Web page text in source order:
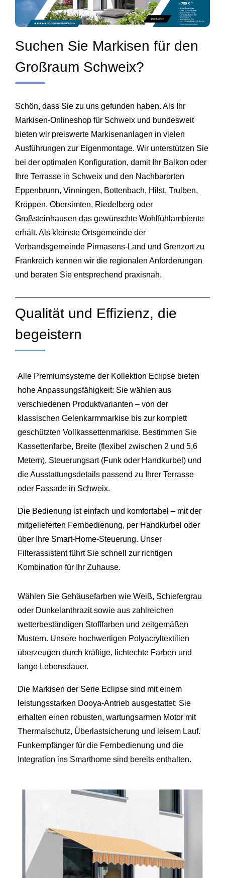
Suchen Sie Markisen für den
Großraum Schweix?
Schön, dass Sie zu uns gefunden haben. Als Ihr
Markisen‑Onlineshop für Schweix und bundesweit
bieten wir preiswerte Markisenanlagen in vielen
Ausführungen zur Eigenmontage. Wir unterstützen Sie
bei der optimalen Konfiguration, damit Ihr Balkon oder
Ihre Terrasse in Schweix und den Nachbarorten
Eppenbrunn, Vinningen, Bottenbach, Hilst, Trulben,
Kröppen, Obersimten, Riedelberg oder
Großsteinhausen das gewünschte Wohlfühlambiente
erhält. Als kleinste Ortsgemeinde der
Verbandsgemeinde Pirmasens‑Land und Grenzort zu
Frankreich kennen wir die regionalen Anforderungen
und beraten Sie entsprechend praxisnah.
Qualität und Effizienz, die
begeistern
Alle Premiumsysteme der Kollektion Eclipse bieten
hohe Anpassungsfähigkeit: Sie wählen aus
verschiedenen Produktvarianten – von der
klassischen Gelenkarmmarkise bis zur komplett
geschützten Vollkassettenmarkise. Bestimmen Sie
Kassettenfarbe, Breite (flexibel zwischen 2 und 5,6
Metern), Steuerungsart (Funk oder Handkurbel) und
die Ausstattungsdetails passend zu Ihrer Terrasse
oder Fassade in Schweix.
Die Bedienung ist einfach und komfortabel – mit der
mitgelieferten Fernbedienung, per Handkurbel oder
über Ihre Smart‑Home‑Steuerung. Unser
Filterassistent führt Sie schnell zur richtigen
Kombination für Ihr Zuhause.
Wählen Sie Gehäusefarben wie Weiß, Schiefergrau
oder Dunkelanthrazit sowie aus zahlreichen
wetterbeständigen Stofffarben und zeitgemäßen
Mustern. Unsere hochwertigen Polyacryltextilien
überzeugen durch kräftige, lichtechte Farben und
lange Lebensdauer.
Die Markisen der Serie Eclipse sind mit einem
leistungsstarken Dooya‑Antrieb ausgestattet: Sie
erhalten einen robusten, wartungsarmen Motor mit
Thermalschutz, Überlastsicherung und leisem Lauf.
Funkempfänger für die Fernbedienung und die
Integration ins Smarthome sind bereits enthalten.